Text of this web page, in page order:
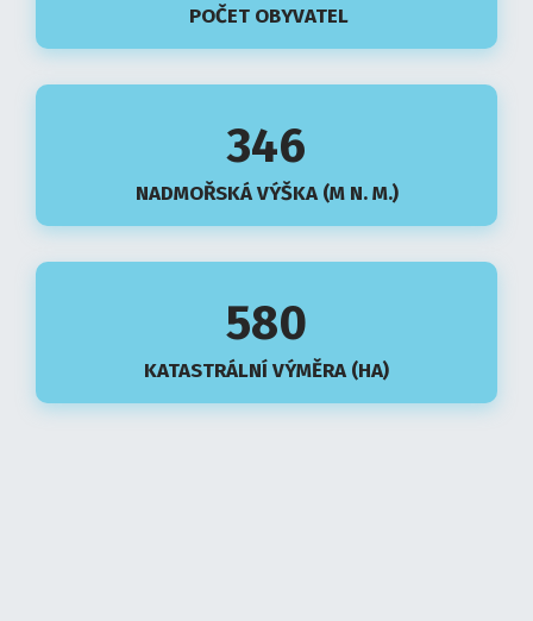
POČET OBYVATEL
346
NADMOŘSKÁ VÝŠKA (M N. M.)
580
KATASTRÁLNÍ VÝMĚRA (HA)